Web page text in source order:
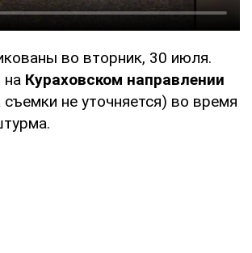
во вторник, 30 июля.
на Кураховском направлении
съемки не уточняется) во время